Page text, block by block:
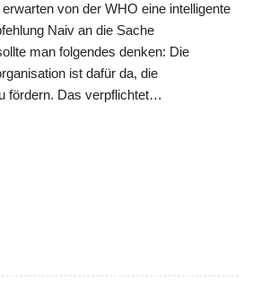
von der WHO eine intelligente
Naiv an die Sache
man folgendes denken: Die
ist dafür da, die
fördern. Das verpflichtet…